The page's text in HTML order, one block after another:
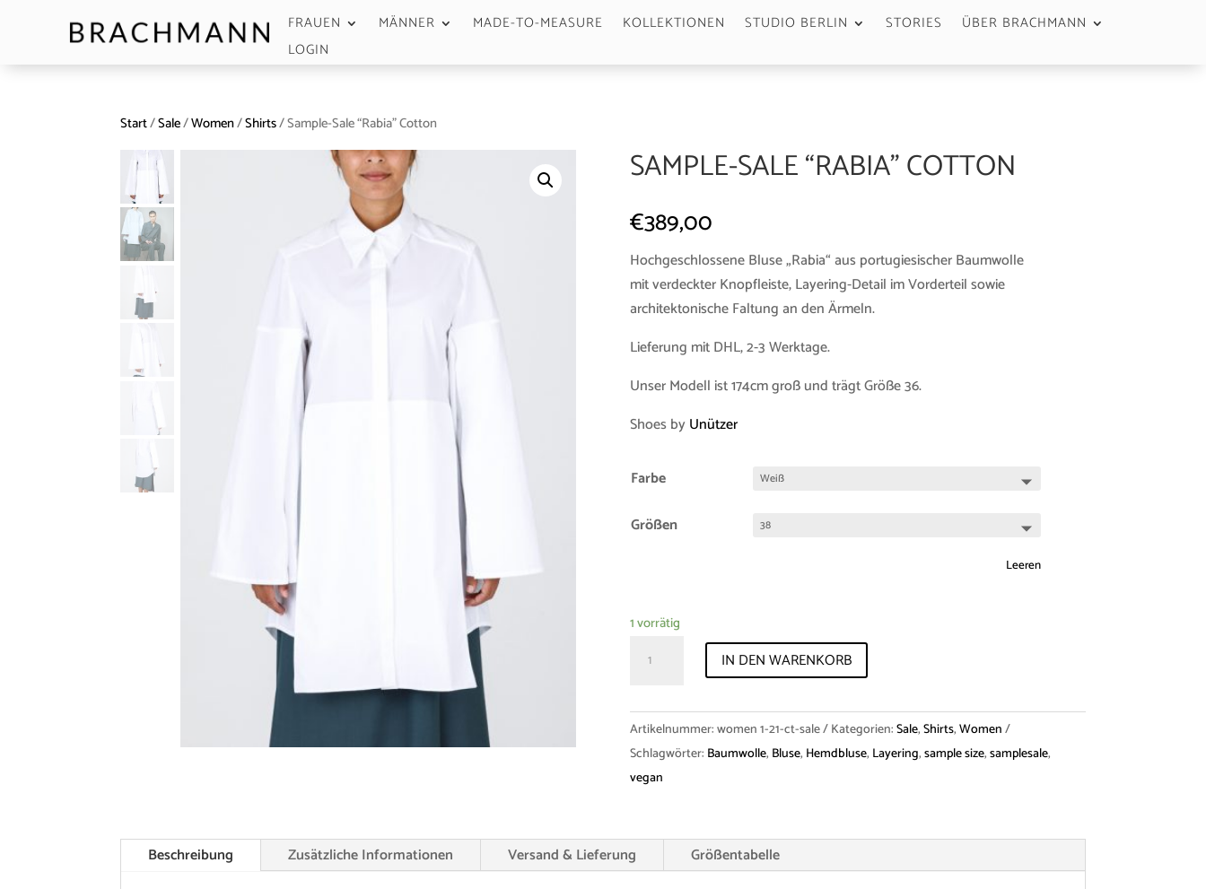
FRAUEN MÄNNER MADE-TO-MEASURE KOLLEKTIONEN STUDIO BERLIN STORIES
ÜBER BRACHMANN
LOGIN
Start/Sale/Women/Shirts/ Sample-Sale “Rabia” Cotton
SAMPLE-SALE “RABIA” COTTON
€389,00
Hochgeschlossene Bluse „Rabia“ aus portugiesischer Baumwolle
mit verdeckter Knopfleiste, Layering-Detail im Vorderteil sowie
architektonische Faltung an den Ärmeln.
Lieferung mit DHL, 2-3 Werktage.
Unser Modell ist 174cm groß und trägt Größe 36.
Shoes byUnützer
Farbe
Größen
Leeren
1 vorrätig
Sale
Cotton
Menge
IN DEN WARENKORB
Artikelnummer:women 1-21-ct-sale Kategorien:Sale,Shirts,Women
Schlagwörter: Baumwolle, Bluse, Hemdbluse, Layering,sample size,samplesale,
vegan
Beschreibung Zusätzliche Informationen Versand & Lieferung Größentabelle